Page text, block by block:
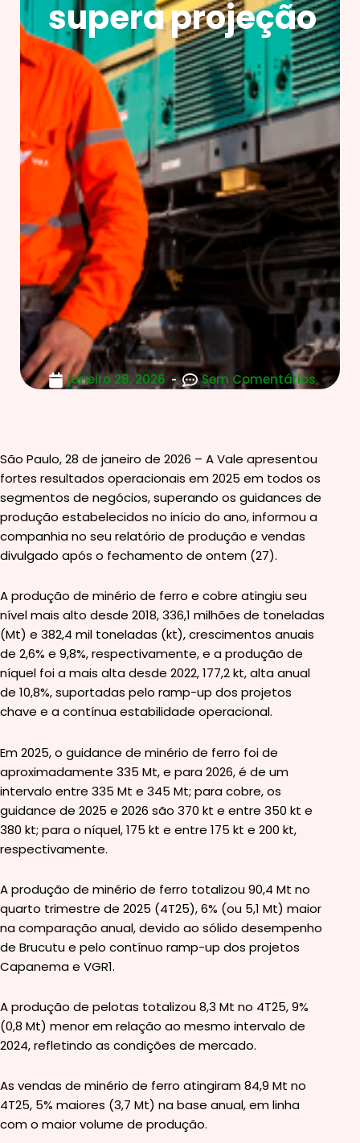
supera projeção
janeiro 28, 2026 Sem Comentários
São Paulo, 28 de janeiro de 2026 – A Vale apresentou
fortes resultados operacionais em 2025 em todos os
segmentos de negócios, superando os guidances de
produção estabelecidos no início do ano, informou a
companhia no seu relatório de produção e vendas
divulgado após o fechamento de ontem (27).
A produção de minério de ferro e cobre atingiu seu
nível mais alto desde 2018, 336,1 milhões de toneladas
(Mt) e 382,4 mil toneladas (kt), crescimentos anuais
de 2,6% e 9,8%, respectivamente, e a produção de
níquel foi a mais alta desde 2022, 177,2 kt, alta anual
de 10,8%, suportadas pelo ramp-up dos projetos
chave e a contínua estabilidade operacional.
Em 2025, o guidance de minério de ferro foi de
aproximadamente 335 Mt, e para 2026, é de um
intervalo entre 335 Mt e 345 Mt; para cobre, os
guidance de 2025 e 2026 são 370 kt e entre 350 kt e
380 kt; para o níquel, 175 kt e entre 175 kt e 200 kt,
respectivamente.
A produção de minério de ferro totalizou 90,4 Mt no
quarto trimestre de 2025 (4T25), 6% (ou 5,1 Mt) maior
na comparação anual, devido ao sólido desempenho
de Brucutu e pelo contínuo ramp-up dos projetos
Capanema e VGR1.
A produção de pelotas totalizou 8,3 Mt no 4T25, 9%
(0,8 Mt) menor em relação ao mesmo intervalo de
2024, refletindo as condições de mercado.
As vendas de minério de ferro atingiram 84,9 Mt no
4T25, 5% maiores (3,7 Mt) na base anual, em linha
com o maior volume de produção.